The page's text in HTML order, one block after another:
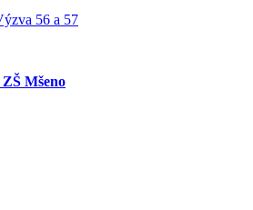
ZŠ Mšeno